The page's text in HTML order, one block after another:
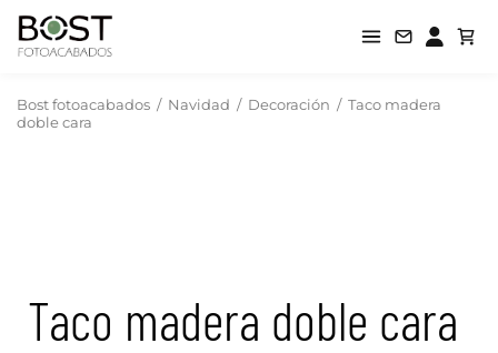
Bost fotoacabados / Navidad / Decoración / Taco madera
doble cara
Taco madera doble cara